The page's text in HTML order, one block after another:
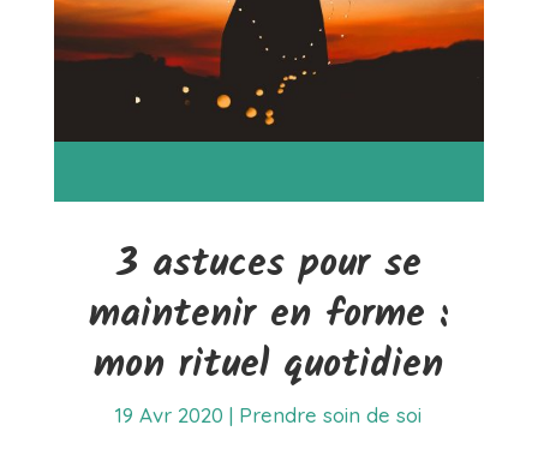
3 astuces pour se
maintenir en forme :
mon rituel quotidien
19 Avr 2020 | Prendre soin de soi